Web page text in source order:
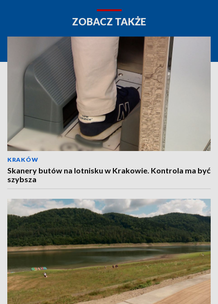
ZOBACZ TAKŻE
KRAKÓW
Skanery butów na lotnisku w Krakowie. Kontrola ma być
szybsza